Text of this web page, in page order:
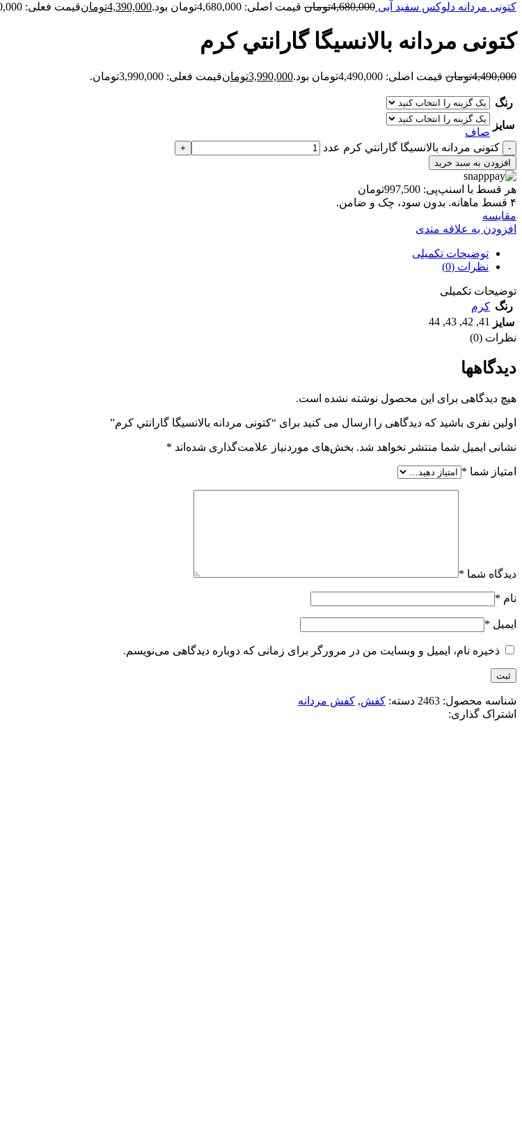
کتونی مردانه دلوکس سفيد آبی 4,680,000تومان قیمت اصلی: 4,680,000تومان بود. 4,390,000تومانقیمت فعلی: 4,390,000تومان.
کتونی مردانه بالانسيگا گارانتي کرم
4,490,000تومان قیمت اصلی: 4,490,000تومان بود. 3,990,000تومانقیمت فعلی: 3,990,000تومان.
رنگ
سایز
صاف
کتونی مردانه بالانسيگا گارانتي کرم عدد
افزودن به سبد خرید
هر قسط با اسنپ‌پی: 997,500تومان
۴ قسط ماهانه. بدون سود، چک و ضامن.
مقايسه
افزودن به علاقه مندی
توضیحات تکمیلی
نظرات (0)
توضیحات تکمیلی
رنگ کرم
سایز
41
,
42
,
43
,
44
نظرات (0)
دیدگاهها
هیچ دیدگاهی برای این محصول نوشته نشده است.
اولین نفری باشید که دیدگاهی را ارسال می کنید برای “کتونی مردانه بالانسيگا گارانتي کرم”
نشانی ایمیل شما منتشر نخواهد شد. بخش‌های موردنیاز علامت‌گذاری شده‌اند *
امتیاز شما *
دیدگاه شما *
نام *
ایمیل *
ذخیره نام، ایمیل و وبسایت من در مرورگر برای زمانی که دوباره دیدگاهی می‌نویسم.
شناسه محصول: 2463 دسته: کفش, کفش مردانه
اشتراک گذاری: